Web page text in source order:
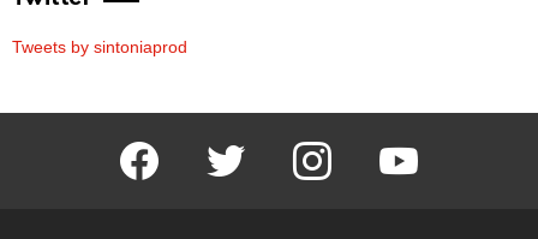
Tweets by sintoniaprod
facebook twitter instagram youtube